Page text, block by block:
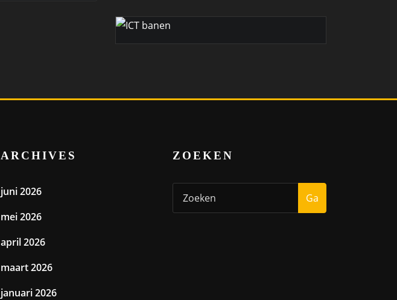
ARCHIVES
juni 2026
mei 2026
april 2026
maart 2026
januari 2026
ZOEKEN
Ga